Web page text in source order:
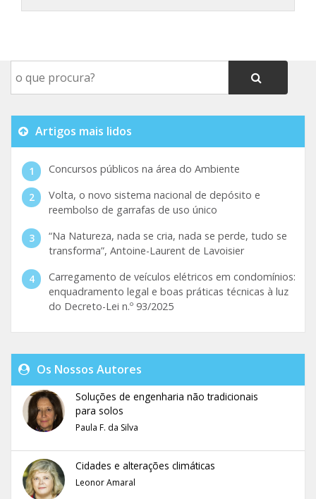
Artigos mais lidos
Concursos públicos na área do Ambiente
Volta, o novo sistema nacional de depósito e
reembolso de garrafas de uso único
“Na Natureza, nada se cria, nada se perde, tudo se
transforma”, Antoine-Laurent de Lavoisier
Carregamento de veículos elétricos em condomínios:
enquadramento legal e boas práticas técnicas à luz
do Decreto-Lei n.º 93/2025
Os Nossos Autores
Soluções de engenharia não tradicionais
para solos
Paula F. da Silva
Cidades e alterações climáticas
Leonor Amaral